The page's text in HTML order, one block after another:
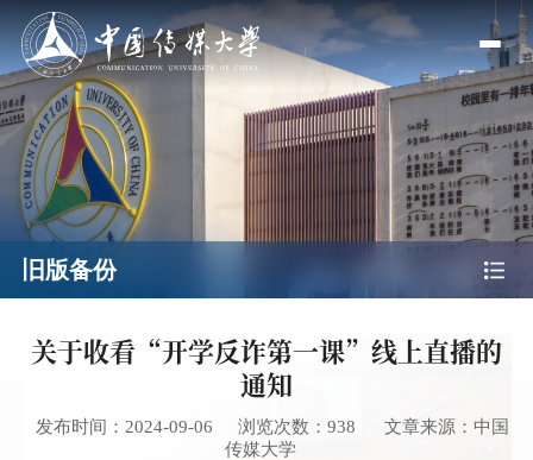
旧版备份
关于收看“开学反诈第一课”线上直播的
通知
发布时间：2024-09-06 浏览次数： 938
文章来源：中国
传媒大学